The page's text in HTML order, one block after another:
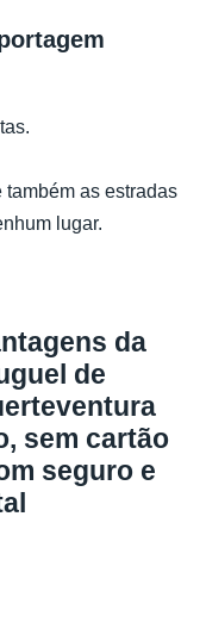
também as estradas
lugar.
da
de
sem cartão
seguro e